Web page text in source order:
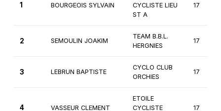
1 BOURGEOIS SYLVAIN
CYCLISTE LIEU
ST A
17
2 SEMOULIN JOAKIM
TEAM B.B.L.
HERGNIES
17
3 LEBRUN BAPTISTE
CYCLO CLUB
ORCHIES
17
4 VASSEUR CLEMENT
ETOILE
CYCLISTE
17